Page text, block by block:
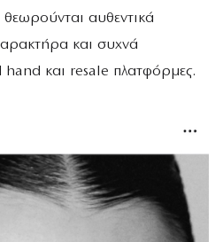
αυθεντικά
και συχνά
hand και resale πλατφόρμες.